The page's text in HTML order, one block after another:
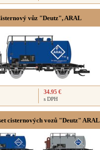
vůz "Deutz", ARAL
34.95 €
s DPH
cisternových vozů "Deutz" ARAL